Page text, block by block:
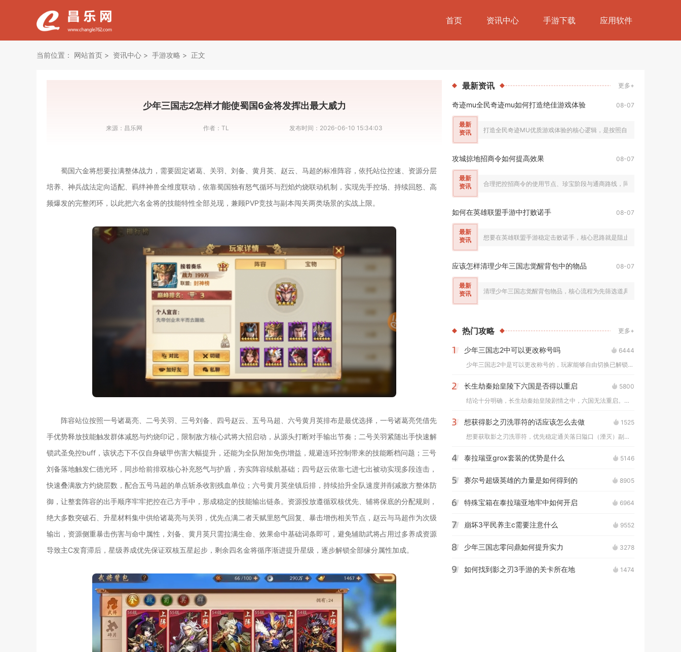
首页 资讯中心 手游下载 应用软件
当前位置： 网站首页 资讯中心 手游攻略 正文
少年三国志2怎样才能使蜀国6金将发挥出最大威力
来源： 昌乐网 作者： TL 发布时间： 2026-06-10 15:34:03
蜀国六金将想要拉满整体战力，需要固定诸葛、关羽、刘备、黄月英、赵云、马超的标准阵容，依托站位控速、资源分层
培养、神兵战法定向适配、羁绊神兽全维度联动，依靠蜀国独有怒气循环与烈焰灼烧联动机制，实现先手控场、持续回怒、高
频爆发的完整闭环，以此把六名金将的技能特性全部兑现，兼顾PVP竞技与副本闯关两类场景的实战上限。
阵容站位按照一号诸葛亮、二号关羽、三号刘备、四号赵云、五号马超、六号黄月英排布是最优选择，一号诸葛亮凭借先
手优势释放技能触发群体减怒与灼烧印记，限制敌方核心武将大招启动，从源头打断对手输出节奏；二号关羽紧随出手快速解
锁武圣免控buff，该状态下不仅自身破甲伤害大幅提升，还能为全队附加免伤增益，规避连环控制带来的技能断档问题；三号
刘备落地触发仁德光环，同步给前排双核心补充怒气与护盾，夯实阵容续航基础；四号赵云依靠七进七出被动实现多段连击，
快速叠满敌方灼烧层数，配合五号马超的单点斩杀收割残血单位；六号黄月英坐镇后排，持续抬升全队速度并削减敌方整体防
御，让整套阵容的出手顺序牢牢把控在己方手中，形成稳定的技能输出链条。资源投放遵循双核优先、辅将保底的分配规则，
绝大多数突破石、升星材料集中供给诸葛亮与关羽，优先点满二者天赋里怒气回复、暴击增伤相关节点，赵云与马超作为次级
输出，资源侧重暴击伤害与命中属性，刘备、黄月英只需拉满生命、效果命中基础词条即可，避免辅助武将占用过多养成资源
导致主C发育滞后，星级养成优先保证双核五星起步，剩余四名金将循序渐进提升星级，逐步解锁全部缘分属性加成。
最新资讯 更多+
奇迹mu全民奇迹mu如何打造绝佳游戏体验 08-07
最新
资讯
打造全民奇迹MU优质游戏体验的核心逻辑，是按照自身游玩节奏匹配职
攻城掠地招商令如何提高效果 08-07
最新
资讯
合理把控招商令的使用节点、珍宝阶段与通商路线，同时稳定积攒道具
如何在英雄联盟手游中打败诺手 08-07
最新
资讯
想要在英雄联盟手游稳定击败诺手，核心思路就是阻止他叠满五层流血
应该怎样清理少年三国志觉醒背包中的物品 08-07
最新
资讯
清理少年三国志觉醒背包物品，核心流程为先筛选道具品级划分留存梯
热门攻略 更多+
少年三国志2中可以更改称号吗
6444
少年三国志2中是可以更改称号的，玩家能够自由切换已解锁的各类...
2 长生劫秦始皇陵下六国是否得以重启
5800
结论十分明确，长生劫秦始皇陵剧情之中，六国无法重启。整套地宫...
3 想获得影之刃洗罪符的话应该怎么去做
1525
想要获取影之刃洗罪符，优先稳定通关落日隘口（湮灭）副本获取基...
4 泰拉瑞亚grox套装的优势是什么 5146
5 赛尔号超级英雄的力量是如何得到的 8905
6 特殊宝箱在泰拉瑞亚地牢中如何开启 6964
7 崩坏3平民养主c需要注意什么 9552
8 少年三国志零问鼎如何提升实力 3278
9 如何找到影之刃3手游的关卡所在地 1474